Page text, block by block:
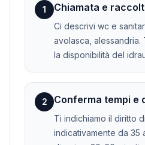
1 Chiamata e
Ci descrivi wc e
avolasca, alessandria.
la disponibilità del
2 Conferma tempi e
Ti indichiamo il diritto
indicativamente da 35